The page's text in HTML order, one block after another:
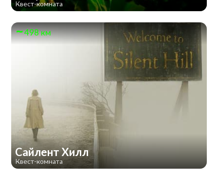
Квест-комната
498 км
Сайлент Хилл
Квест-комната